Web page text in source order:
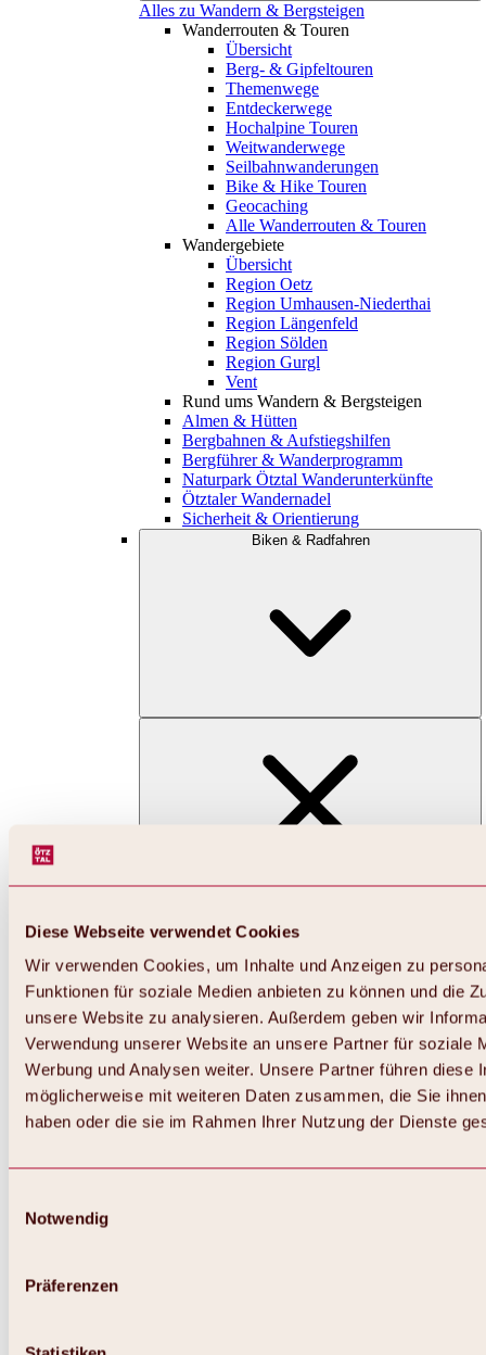
Diese Webseite verwendet Cookies
Wir verwenden Cookies, um Inhalte und Anzeigen zu
Funktionen für soziale Medien anbieten zu können und die
unsere Website zu analysieren. Außerdem geben wir
Verwendung unserer Website an unsere Partner für soziale
Werbung und Analysen weiter. Unsere Partner führen diese
möglicherweise mit weiteren Daten zusammen, die Sie
haben oder die sie im Rahmen Ihrer Nutzung der Dienste
Notwendig
Präferenzen
Alles zu Wandern & Bergsteigen
Wanderrouten & Touren
Übersicht
Berg- & Gipfeltouren
Themenwege
Entdeckerwege
Hochalpine Touren
Weitwanderwege
Seilbahnwanderungen
Bike & Hike Touren
Geocaching
Alle Wanderrouten & Touren
Wandergebiete
Übersicht
Region Oetz
Region Umhausen-Niederthai
Region Längenfeld
Region Sölden
Region Gurgl
Vent
Rund ums Wandern & Bergsteigen
Almen & Hütten
Bergbahnen & Aufstiegshilfen
Bergführer & Wanderprogramm
Naturpark Ötztal Wanderunterkünfte
Ötztaler Wandernadel
Sicherheit & Orientierung
Biken & Radfahren